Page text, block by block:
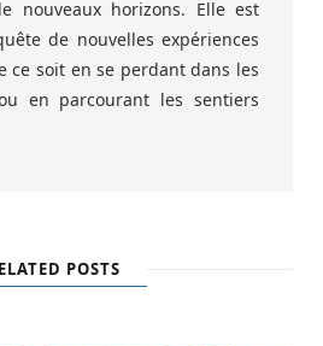
nouveaux horizons. Elle est
de nouvelles expériences
ce soit en se perdant dans les
en parcourant les sentiers
POSTS